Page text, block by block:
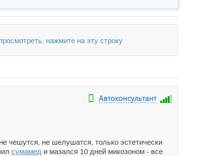
нажмите на эту строку
Автоконсультант
чешутся, не шелушатся, только эстетически
сумамед и мазался 10 дней микозоном - все